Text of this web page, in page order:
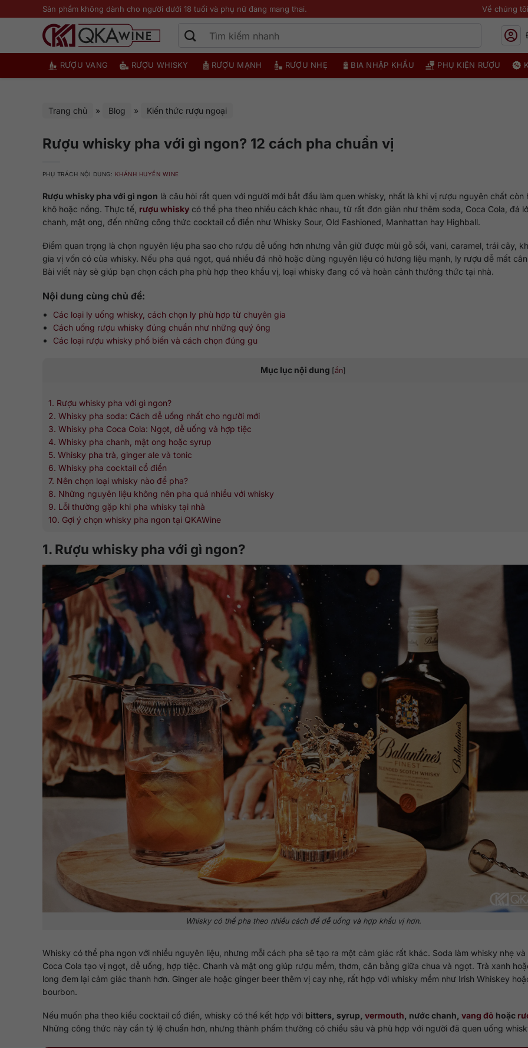
qua
Sản phẩm không dành cho người dưới 18 tuổi và phụ nữ đang mang thai. Về chúng tôi
RƯỢU VANG RƯỢU WHISKY RƯỢU MẠNH RƯỢU NHẸ BIA NHẬP KHẨU PHỤ KIỆN RƯỢU
Trang chủ » Blog » Kiến thức rượu ngoại
Rượu whisky pha với gì ngon? 12 cách pha chuẩn vị
PHỤ TRÁCH NỘI DUNG: KHÁNH HUYỀN WINE
Rượu whisky pha với gì ngon là câu hỏi rất quen với người mới bắt đầu làm quen whisky, nhất là khi vị rượu nguyên chất còn
khô hoặc nồng. Thực tế, rượu whisky có thể pha theo nhiều cách khác nhau, từ rất đơn giản như thêm soda, Coca Cola, đá
chanh, mật ong, đến những công thức cocktail cổ điển như Whisky Sour, Old Fashioned, Manhattan hay Highball.
Điểm quan trọng là chọn nguyên liệu pha sao cho rượu dễ uống hơn nhưng vẫn giữ được mùi gỗ sồi, vani, caramel, trái cây,
gia vị vốn có của whisky. Nếu pha quá ngọt, quá nhiều đá nhỏ hoặc dùng nguyên liệu có hương liệu mạnh, ly rượu dễ mất
Bài viết này sẽ giúp bạn chọn cách pha phù hợp theo khẩu vị, loại whisky đang có và hoàn cảnh thưởng thức tại nhà.
Nội dung cùng chủ đề:
Các loại ly uống whisky, cách chọn ly phù hợp từ chuyên gia
Cách uống rượu whisky đúng chuẩn như những quý ông
Các loại rượu whisky phổ biến và cách chọn đúng gu
Mục lục nội dung [ẩn]
1. Rượu whisky pha với gì ngon?
2. Whisky pha soda: Cách dễ uống nhất cho người mới
3. Whisky pha Coca Cola: Ngọt, dễ uống và hợp tiệc
4. Whisky pha chanh, mật ong hoặc syrup
5. Whisky pha trà, ginger ale và tonic
6. Whisky pha cocktail cổ điển
7. Nên chọn loại whisky nào để pha?
8. Những nguyên liệu không nên pha quá nhiều với whisky
9. Lỗi thường gặp khi pha whisky tại nhà
10. Gợi ý chọn whisky pha ngon tại QKAWine
1. Rượu whisky pha với gì ngon?
Whisky có thể pha theo nhiều cách để dễ uống và hợp khẩu vị hơn.
Whisky có thể pha ngon với nhiều nguyên liệu, nhưng mỗi cách pha sẽ tạo ra một cảm giác rất khác. Soda làm whisky nhẹ
Coca Cola tạo vị ngọt, dễ uống, hợp tiệc. Chanh và mật ong giúp rượu mềm, thơm, cân bằng giữa chua và ngọt. Trà xanh
long đem lại cảm giác thanh hơn. Ginger ale hoặc ginger beer thêm vị cay nhẹ, rất hợp với whisky mềm như Irish Whiskey
bourbon.
Nếu muốn pha theo kiểu cocktail cổ điển, whisky có thể kết hợp với bitters, syrup, vermouth , nước chanh, vang đỏ hoặc
Những công thức này cần tỷ lệ chuẩn hơn, nhưng thành phẩm thường có chiều sâu và phù hợp với người đã quen uống